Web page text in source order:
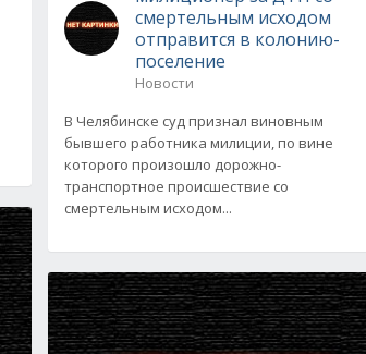
смертельным исходом
отправится в колонию-
поселение
Новости
В Челябинске суд признал виновным
бывшего работника милиции, по вине
которого произошло дорожно-
транспортное происшествие со
смертельным исходом...